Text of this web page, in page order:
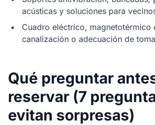
acústicas y soluciones para
Cuadro eléctrico, magnetotérmico
canalización o adecuación de
Qué preguntar
reservar (7
evitan sorpresas)